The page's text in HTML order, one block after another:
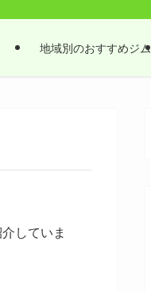
地域別のおすすめジム
していま